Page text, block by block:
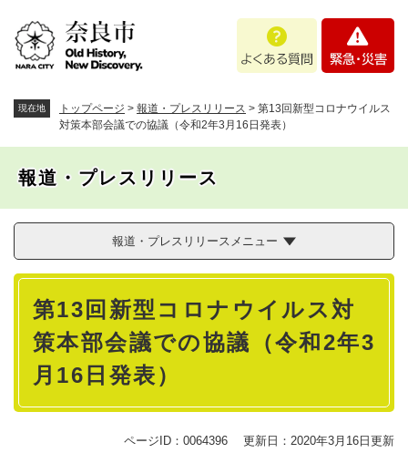
あ
問
・
現在地 トップページ > 報道・プレスリリース > 第13回新型コロナウイルス
対策本部会議での協議（令和2年3月16日発表）
報道・プレスリリース
報道・プレスリリースメニュー
本
第13回新型コロナウイルス対
策本部会議での協議（令和2年3
月16日発表）
ページID：0064396 更新日：2020年3月16日更新